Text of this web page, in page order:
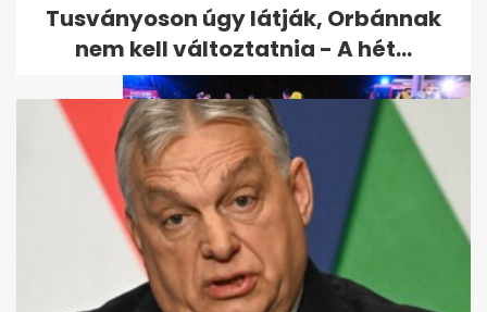
Tusványoson úgy látják, Orbánnak
nem kell változtatnia - A hét...